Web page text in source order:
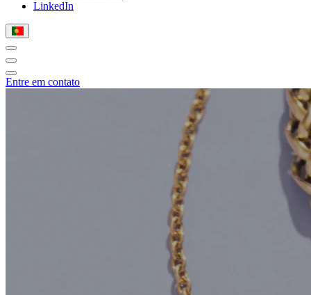
LinkedIn
Entre em contato